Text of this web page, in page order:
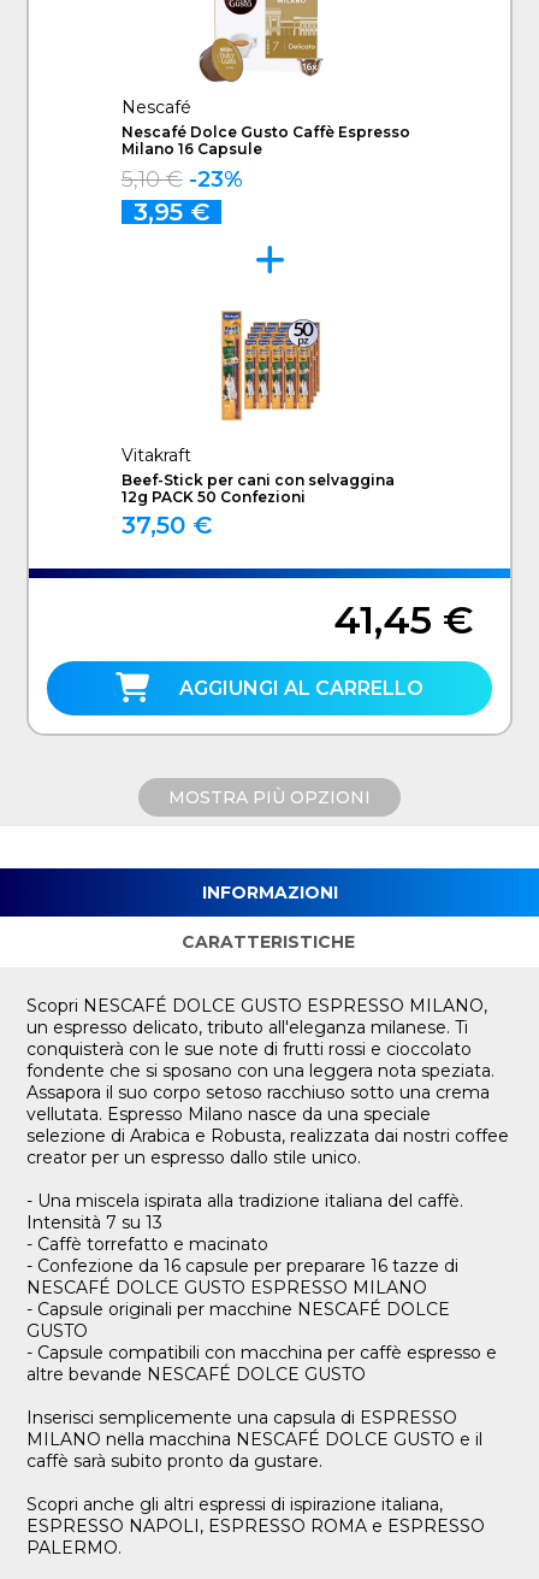
Nescafé
Nescafé Dolce Gusto Caffè Espresso
Milano 16 Capsule
5,10 € -23%
3,95 €
Vitakraft
Beef-Stick per cani con selvaggina
12g PACK 50 Confezioni
37,50 €
41,45 €
AGGIUNGI AL CARRELLO
MOSTRA PIÙ OPZIONI
INFORMAZIONI
CARATTERISTICHE
Scopri NESCAFÉ DOLCE GUSTO ESPRESSO MILANO,
un espresso delicato, tributo all'eleganza milanese. Ti
conquisterà con le sue note di frutti rossi e cioccolato
fondente che si sposano con una leggera nota speziata.
Assapora il suo corpo setoso racchiuso sotto una crema
vellutata. Espresso Milano nasce da una speciale
selezione di Arabica e Robusta, realizzata dai nostri coffee
creator per un espresso dallo stile unico.
- Una miscela ispirata alla tradizione italiana del caffè.
Intensità 7 su 13
- Caffè torrefatto e macinato
- Confezione da 16 capsule per preparare 16 tazze di
NESCAFÉ DOLCE GUSTO ESPRESSO MILANO
- Capsule originali per macchine NESCAFÉ DOLCE
GUSTO
- Capsule compatibili con macchina per caffè espresso e
altre bevande NESCAFÉ DOLCE GUSTO
Inserisci semplicemente una capsula di ESPRESSO
MILANO nella macchina NESCAFÉ DOLCE GUSTO e il
caffè sarà subito pronto da gustare.
Scopri anche gli altri espressi di ispirazione italiana,
ESPRESSO NAPOLI, ESPRESSO ROMA e ESPRESSO
PALERMO.